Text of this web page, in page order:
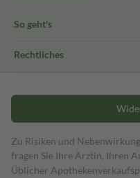
So geht's
Rechtliches
Zu Risiken und
fragen Sie Ihre Ärztin, Ihren
Üblicher